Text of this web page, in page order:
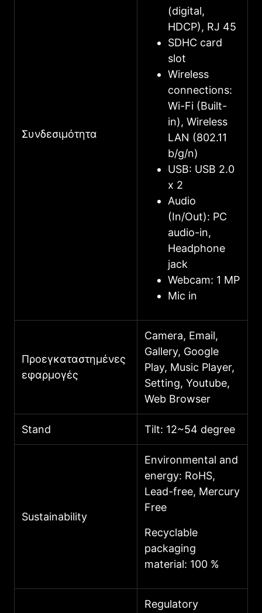
Συνδεσιμότητα
(digital,
HDCP), RJ 45
SDHC card
slot
Wireless
connections:
Wi-Fi (Built-
in), Wireless
LAN (802.11
b/g/n)
USB: USB 2.0
x 2
Audio
(In/Out): PC
audio-in,
Headphone
jack
Webcam: 1 MP
Mic in
Προεγκαταστημένες
εφαρμογές
Camera, Email,
Gallery, Google
Play, Music Player,
Setting, Youtube,
Web Browser
Stand Tilt: 12~54 degree
Sustainability
Environmental and
energy: RoHS,
Lead-free, Mercury
Free
Recyclable
packaging
material: 100 %
Regulatory